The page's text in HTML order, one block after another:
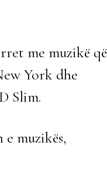
me muzikë që
York dhe
Slim.
muzikës,